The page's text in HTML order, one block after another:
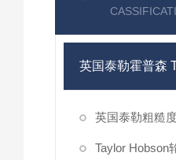
英国泰勒粗糙
Taylor Hobson